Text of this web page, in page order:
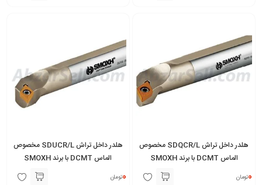
هلدر داخل تراش SDQCR/L مخصوص
الماس DCMT با برند SMOXH
0تومان
هلدر داخل تراش SDUCR/L مخصوص
الماس DCMT با برند SMOXH
0تومان